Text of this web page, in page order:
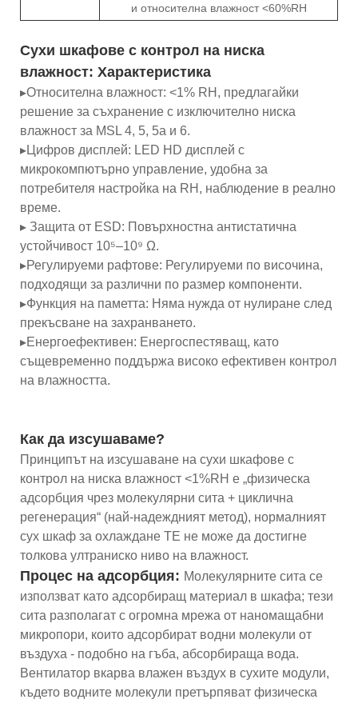
и относителна влажност <60%RH
Сухи шкафове с контрол на ниска
влажност: Характеристика
▸Относителна влажност: <1% RH, предлагайки
решение за съхранение с изключително ниска
влажност за MSL 4, 5, 5a и 6.
▸Цифров дисплей: LED HD дисплей с
микрокомпютърно управление, удобна за
потребителя настройка на RH, наблюдение в реално
време.
▸ Защита от ESD: Повърхностна антистатична
устойчивост 10⁵–10⁹ Ω.
▸Регулируеми рафтове: Регулируеми по височина,
подходящи за различни по размер компоненти.
▸Функция на паметта: Няма нужда от нулиране след
прекъсване на захранването.
▸Енергоефективен: Енергоспестяващ, като
същевременно поддържа високо ефективен контрол
на влажността.
Как да изсушаваме?
Принципът на изсушаване на сухи шкафове с
контрол на ниска влажност <1%RH е „физическа
адсорбция чрез молекулярни сита + циклична
регенерация“ (най-надеждният метод), нормалният
сух шкаф за охлаждане TE не може да достигне
толкова ултраниско ниво на влажност.
Процес на адсорбция: Молекулярните сита се
използват като адсорбиращ материал в шкафа; тези
сита разполагат с огромна мрежа от наномащабни
микропори, които адсорбират водни молекули от
въздуха - подобно на гъба, абсорбираща вода.
Вентилатор вкарва влажен въздух в сухите модули,
където водните молекули претърпяват физическа